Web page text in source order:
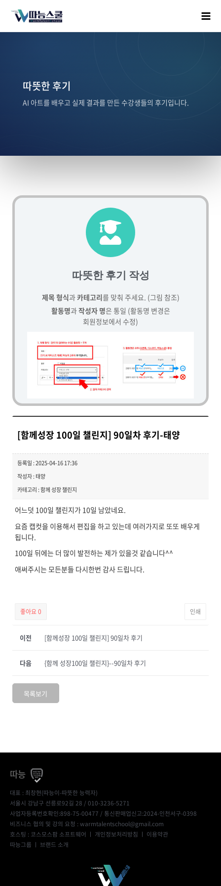
따뜻한 후기
AI 아트를 배우고 실제 결과를 만든 수강생들의 후기입니다.
따뜻한 후기 작성
제목 형식과카테고리를 맞춰 주세요. (그림 참조)
활동명과작성자 명은 통일 (활동명 변경은
회원정보에서 수정)
[함께성장 100일 챌린지] 90일차 후기-태양
등록일 : 2025-04-16 17:36
작성자 : 태양
카테고리 : 함께 성장 챌린지
어느덧 100일 챌린지가 10일 남았네요.
요즘 캡컷을 이용해서 편집을 하고 있는데 여러가지로 또또 배우게
됩니다.
100일 뒤에는 더 많이 발전하는 제가 있을것 같습니다^^
애써주시는 모든분들 다시한번 감사 드립니다.
좋아요0 인쇄
이전 [함께성장 100일 챌린지] 90일차 후기
{함께 성장100일 챌린지}--90일차 후기
다음
목록보기
따능
대표 : 최창현(따능이-따뜻한 능력자)
서울시 강남구 선릉로92길 28 / 010-3236-5271
사업자등록번호확인:898-75-00477 / 통신판매업신고:2024-인천서구-0398
비즈니스 협의 및 강의 요청 : warmtalentschool@gmail.com
호스팅 : 코스모스팜 소프트웨어 ㅣ 개인정보처리방침 ㅣ 이용약관
따능그룹 ㅣ 브랜드 소개